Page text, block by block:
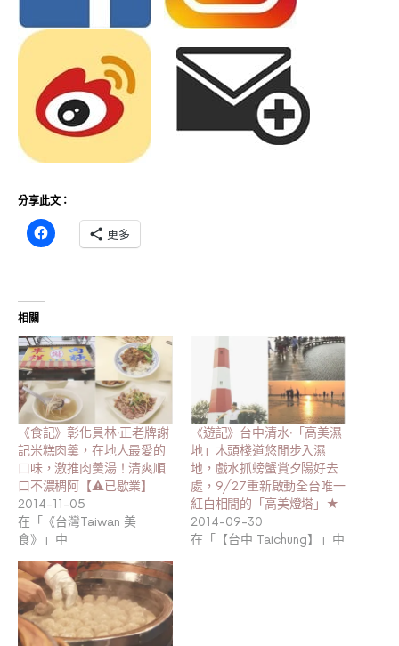
分享此文：
更多
相關
《食記》彰化員林‧正老牌謝
記米糕肉羹，在地人最愛的
口味，激推肉羹湯！清爽順
口不濃稠阿【⚠已歇業】
2014-11-05
在「《台灣Taiwan 美
食》」中
《遊記》台中清水‧「高美濕
地」木頭棧道悠閒步入濕
地，戲水抓螃蟹賞夕陽好去
處，9/27重新啟動全台唯一
紅白相間的「高美燈塔」★
2014-09-30
在「【台中 Taichung】」中